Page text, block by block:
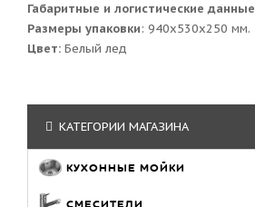
Габаритные и логистические данные
Размеры упаковки: 940x530x250 мм.
Цвет: Белый лед
КАТЕГОРИИ МАГАЗИНА
КУХОННЫЕ МОЙКИ